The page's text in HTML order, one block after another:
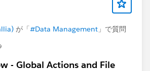
が「#Data Management 」で質問
- Global Actions and File